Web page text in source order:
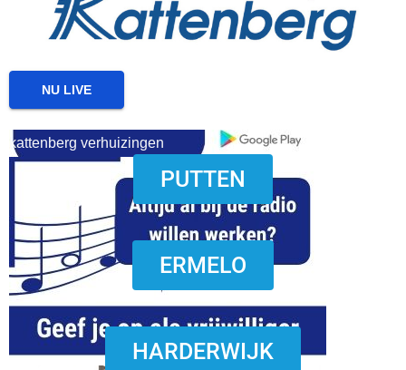
download onzze App
kattenberg verhuizingen
NU LIVE
PUTTEN
ERMELO
HARDERWIJK